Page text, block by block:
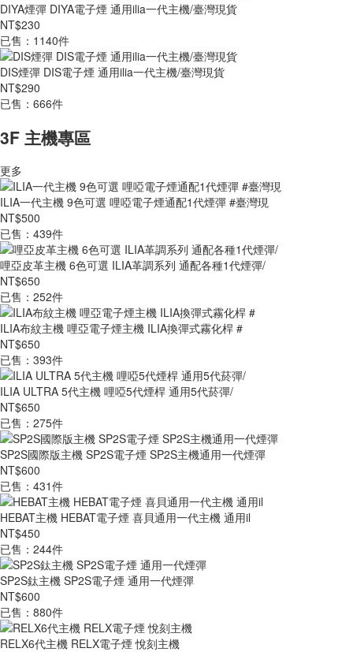
DIYA煙彈 DIYA電子煙 通用ilia一代主機/臺灣現貨
NT$230
已售：1140件
DIS煙彈 DIS電子煙 通用ilia一代主機/臺灣現貨
NT$290
已售：666件
3F 主機專區
更多
ILIA一代主機 9色可選 哩啞電子煙通配1代煙彈 #臺灣現
NT$500
已售：439件
哩亞皮革主機 6色可選 ILIA革調系列 通配各種1代煙彈/
NT$650
已售：252件
ILIA布紋主機 哩亞電子煙主機 ILIA換彈式霧化桿 #
NT$650
已售：393件
ILIA ULTRA 5代主機 哩啞5代煙桿 通用5代菸彈/
NT$650
已售：275件
SP2S國際版主機 SP2S電子煙 SP2S主機通用一代煙彈
NT$600
已售：431件
HEBAT主機 HEBAT電子煙 喜貝通用一代主機 通用il
NT$450
已售：244件
SP2S鈦主機 SP2S電子煙 通用一代煙彈
NT$600
已售：880件
RELX6代主機 RELX電子煙 悅刻主機